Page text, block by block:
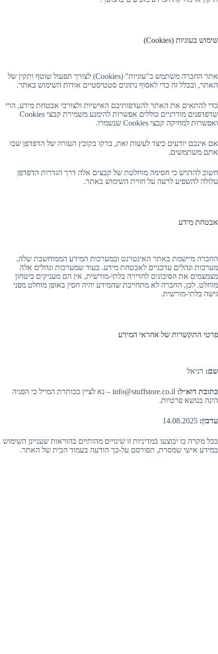
שימוש בעוגיות (Cookies)
אתר החברה משתמש ב"עוגיות" (Cookies) לצורך תפעול שוטף ותקין של
האתר, ובכלל זה כדי לאסוף נתונים סטטיסטיים אודות השימוש באתר.
כדי להתאים את האתר להעדפותיכם האישיות ולצורכי אבטחת מידע, הרי
שדפדפנים מודרניים כוללים אפשרות להימנע משמירת קבצי Cookies
ואפשרות למחיקה קבצי Cookies שנשמרו.
אם אינכם יודעים כיצד לעשות זאת, בדקו בקובץ העזרה של הדפדפן שבו
אתם משתמשים.
חשוב להדגיש כי חסימה מוחלטת של קבצים אלה דרך הגדרות הדפדפן
עלולה להשפיע לרעה על חווית השימוש באתר.
אבטחת מידע
החברה מיישמת באתר האינטרנט ובמערכות המידע הממוחשבת שלה,
מערכות ונהלים עדכניים לאבטחת מידע. בעוד שמערכות ונהלים אלה
מצמצמים את הסיכונים לחדירה בלתי-מורשית, אין הם מעניקים ביטחון
מוחלט. לכן, החברה לא מתחייבת שהמידע יהיה חסין באופן מוחלט מפני
גישה בלתי-מורשית.
פרטי התקשרות של אחראי המידע
שם: דניאל
כתובת דוא״ל:
info@stuffstore.co.il – נא לציין בכותרת המייל כי הפניה
הינה בנושא פרטיות.
עדכון:
בכל מקרה בו יבוצעו במדיניות זו שינויים מהותיים בהוראות שעניינן השימוש
במידע אישי שמסרת, תפורסם על-כך הודעה בעמוד הבית של האתר.